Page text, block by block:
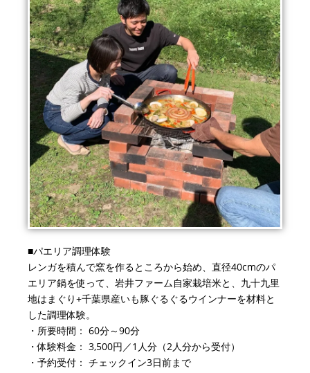
■パエリア調理体験
レンガを積んで窯を作るところから始め、直径40cmのパ
エリア鍋を使って、岩井ファーム自家栽培米と、九十九里
地はまぐり+千葉県産いも豚ぐるぐるウインナーを材料と
した調理体験。
・所要時間： 60分～90分
・体験料金： 3,500円／1人分（2人分から受付）
・予約受付： チェックイン3日前まで